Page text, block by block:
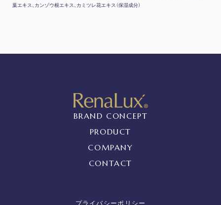
葉エキス、カンゾウ根エキス、カミツレ花エキス（保湿成分）
BRAND CONCEPT
PRODUCT
COMPANY
CONTACT
プライバシーポリシー